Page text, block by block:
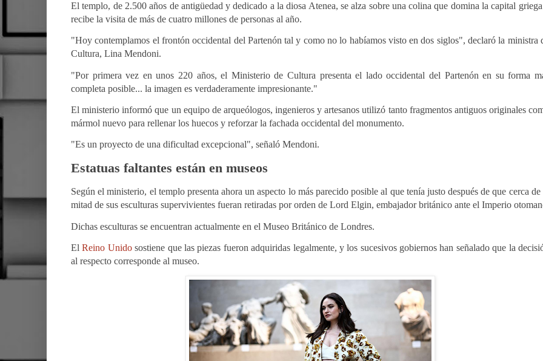
El templo, de 2.500 años de antigüedad y dedicado a la diosa Atenea, se alza sobre una colina que domina la capital
recibe la visita de más de cuatro millones de personas al año.
"Hoy contemplamos el frontón occidental del Partenón tal y como no lo habíamos visto en dos siglos", declaró la ministra
Cultura, Lina Mendoni.
"Por primera vez en unos 220 años, el Ministerio de Cultura presenta el lado occidental del Partenón en su forma
completa posible... la imagen es verdaderamente impresionante."
El ministerio informó que un equipo de arqueólogos, ingenieros y artesanos utilizó tanto fragmentos antiguos originales
mármol nuevo para rellenar los huecos y reforzar la fachada occidental del monumento.
"Es un proyecto de una dificultad excepcional", señaló Mendoni.
Estatuas faltantes están en museos
Según el ministerio, el templo presenta ahora un aspecto lo más parecido posible al que tenía justo después de que cerca de
mitad de sus esculturas supervivientes fueran retiradas por orden de Lord Elgin, embajador británico ante el Imperio
Dichas esculturas se encuentran actualmente en el Museo Británico de Londres.
ElReino Unidosostiene que las piezas fueron adquiridas legalmente, y los sucesivos gobiernos han señalado que la
al respecto corresponde al museo.